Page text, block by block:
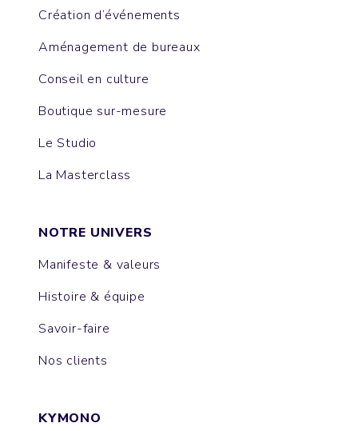
Création d’événements
Aménagement de bureaux
Conseil en culture
Boutique sur-mesure
Le Studio
La Masterclass
NOTRE UNIVERS
Manifeste & valeurs
Histoire & équipe
Savoir-faire
Nos clients
KYMONO